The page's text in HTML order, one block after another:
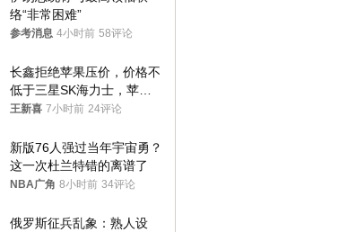
络“非常困难”
参考消息 4小时前 58评论
长鑫拒绝苹果压价，价格不
低于三星SK海力士，苹果
失去了议价权
王新喜 7小时前 24评论
新版76人强过当年宇宙勇？
这一次杜兰特错的离谱了
NBA广角 8小时前 34评论
俄罗斯征兵乱象：熟人设